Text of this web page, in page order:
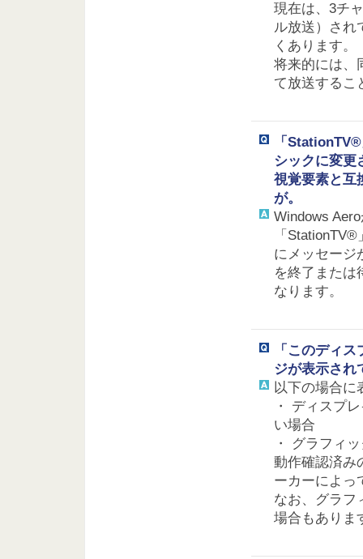
現在は、3チ
ル放送）され
くあります。
将来的には、
て放送するこ
「
シックに変更
視覚要素と互
が。
Windows
「
にメッセージ
を終了または
なります。
「このディ
ジが表示され
以下の場合に
・ ディスプ
い場合
・ グラフィ
動作確認済み
ーカーによっ
なお、グラフ
場合もありま